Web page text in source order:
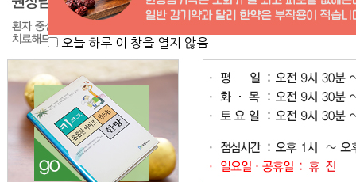
오늘 하루 이 창을 열지 않음